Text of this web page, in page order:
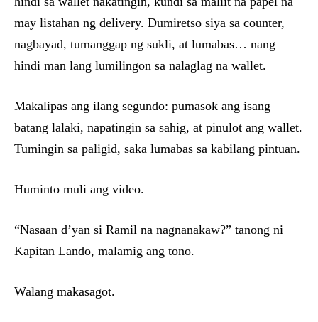
may listahan ng delivery. Dumiretso siya sa counter,
nagbayad, tumanggap ng sukli, at lumabas… nang
hindi man lang lumilingon sa nalaglag na wallet.
Makalipas ang ilang segundo: pumasok ang isang
batang lalaki, napatingin sa sahig, at pinulot ang wallet.
Tumingin sa paligid, saka lumabas sa kabilang pintuan.
Huminto muli ang video.
“Nasaan d’yan si Ramil na nagnanakaw?” tanong ni
Kapitan Lando, malamig ang tono.
Walang makasagot.